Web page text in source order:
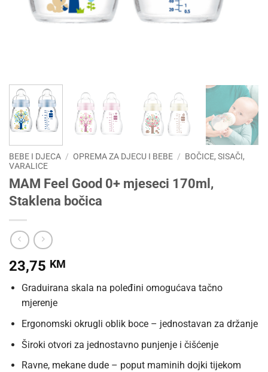
BEBE I DJECA / OPREMA ZA DJECU I BEBE / BOČICE, SISAČI,
VARALICE
MAM Feel Good 0+ mjeseci 170ml,
Staklena bočica
23,75 KM
Graduirana skala na poleđini omogućava tačno
mjerenje
Ergonomski okrugli oblik boce – jednostavan za držanje
Široki otvori za jednostavno punjenje i čišćenje
Ravne, mekane dude – poput maminih dojki tijekom